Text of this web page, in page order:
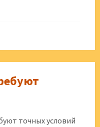
точных условий